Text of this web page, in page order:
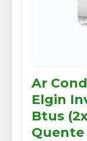
Ar
Elgin
Btus
Quente